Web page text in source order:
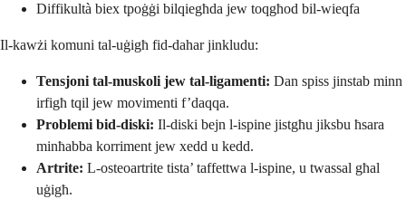
Diffikultà biex tpoġġi bilqiegħda jew toqgħod bil-wieqfa
Il-kawżi komuni tal-uġigħ fid-dahar jinkludu:
Tensjoni tal-muskoli jew tal-ligamenti: Dan spiss jinstab minn
irfigħ tqil jew movimenti f’daqqa.
Problemi bid-diski: Il-diski bejn l-ispine jistgħu jiksbu ħsara
minħabba korriment jew xedd u kedd.
Artrite: L-osteoartrite tista’ taffettwa l-ispine, u twassal għal
uġigħ.